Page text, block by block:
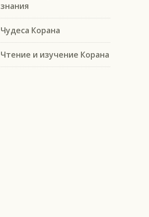
знания
Чудеса Корана
Чтение и изучение Корана